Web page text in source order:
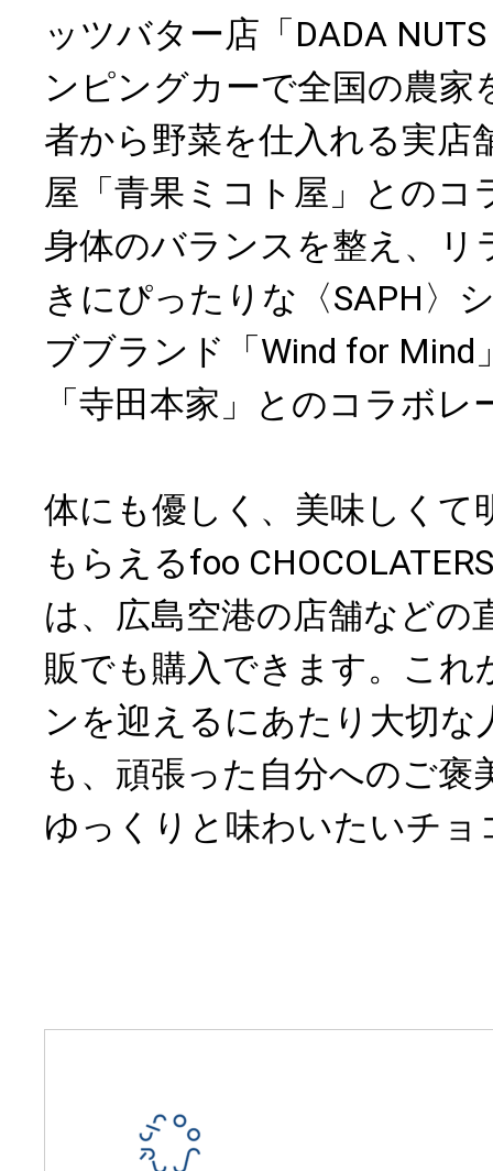
ッツバター店「DADA
ンピングカーで全国の農家
者から野菜を仕入れる実店
屋「青果ミコト屋」とのコ
身体のバランスを整え、リ
きにぴったりな〈SAPH〉
ブブランド「Wind for Mind
「寺田本家」とのコラボレ
体にも優しく、美味しくて
もらえるfoo
は、広島空港の店舗などの
販でも購入できます。これ
ンを迎えるにあたり大切な
も、頑張った自分へのご褒
ゆっくりと味わいたいチョ